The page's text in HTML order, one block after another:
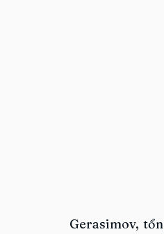
Gerasimov,